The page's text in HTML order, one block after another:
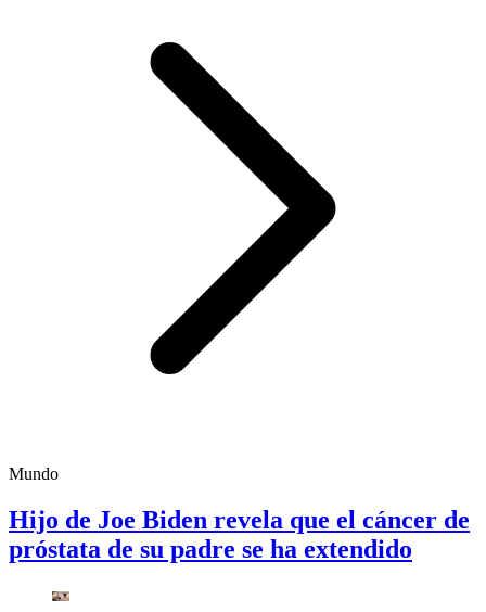
Mundo
Hijo de Joe Biden revela que el cáncer de
próstata de su padre se ha extendido